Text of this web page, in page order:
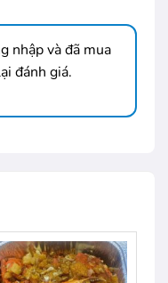
nhập và đã mua
đánh giá.